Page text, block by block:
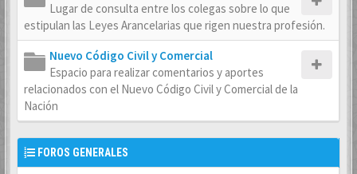
Lugar de consulta entre los colegas sobre lo que
estipulan las Leyes Arancelarias que rigen nuestra profesión.
Nuevo Código Civil y Comercial
Espacio para realizar comentarios y aportes
relacionados con el Nuevo Código Civil y Comercial de la
Nación
FOROS GENERALES